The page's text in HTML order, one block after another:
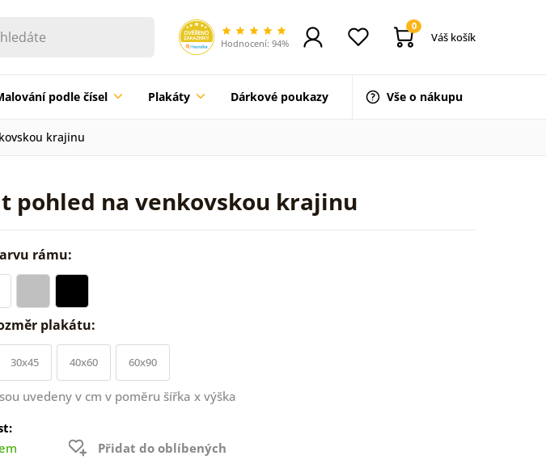
Hodnocení: 94%
0
Váš košík
podle čísel Plakáty Dárkové poukazy Vše o nákupu
krajinu
pohled na venkovskou krajinu
rámu:
plakátu:
30x45 40x60 60x90
uvedeny v cm v poměru šířka x výška
Přidat do oblíbených